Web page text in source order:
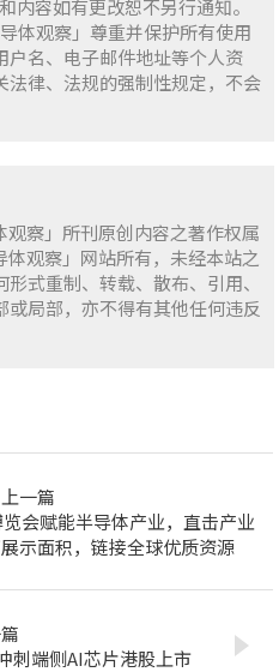
容如有更改恕不另行通知。
体观察」尊重并保护所有使用
户名、电子邮件地址等个人资
律、法规的强制性规定，不会
观察」所刊原创内容之著作权属
观察」网站所有，未经本站之
式重制、转载、散布、引用、
局部，亦不得有其他任何违反
上一篇
会赋能半导体产业，直击产业
示面积，链接全球优质资源
刺端侧AI芯片港股上市